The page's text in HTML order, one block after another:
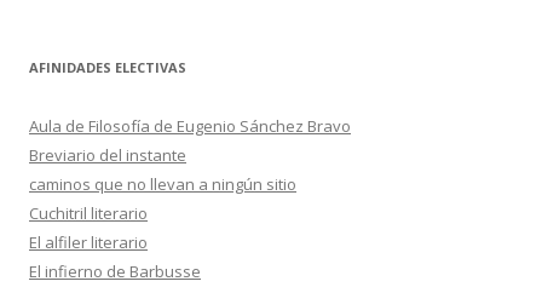
AFINIDADES ELECTIVAS
Aula de Filosofía de Eugenio Sánchez Bravo
Breviario del instante
caminos que no llevan a ningún sitio
Cuchitril literario
El alfiler literario
El infierno de Barbusse